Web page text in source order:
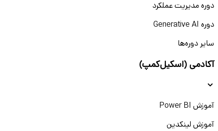
دوره مدیریت عملکرد
دوره Generative AI
سایر دوره‌ها
آکادمی (اسکیل‌کمپ)
آموزش Power BI
آموزش لینکدین